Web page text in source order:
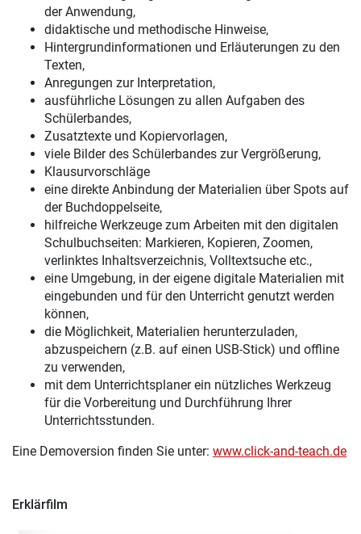
der Anwendung,
didaktische und methodische Hinweise,
Hintergrundinformationen und Erläuterungen zu den
Texten,
Anregungen zur Interpretation,
ausführliche Lösungen zu allen Aufgaben des
Schülerbandes,
Zusatztexte und Kopiervorlagen,
viele Bilder des Schülerbandes zur Vergrößerung,
Klausurvorschläge
eine direkte Anbindung der Materialien über Spots auf
der Buchdoppelseite,
hilfreiche Werkzeuge zum Arbeiten mit den digitalen
Schulbuchseiten: Markieren, Kopieren, Zoomen,
verlinktes Inhaltsverzeichnis, Volltextsuche etc.,
eine Umgebung, in der eigene digitale Materialien mit
eingebunden und für den Unterricht genutzt werden
können,
die Möglichkeit, Materialien herunterzuladen,
abzuspeichern (z.B. auf einen USB-Stick) und offline
zu verwenden,
mit dem Unterrichtsplaner ein nützliches Werkzeug
für die Vorbereitung und Durchführung Ihrer
Unterrichtsstunden.
Eine Demoversion finden Sie unter: www.click-and-teach.de
Erklärfilm